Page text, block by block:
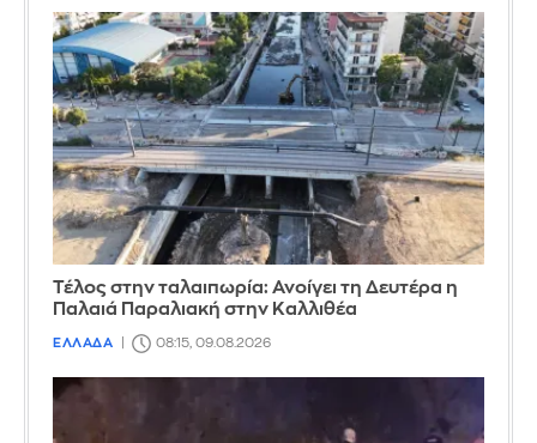
Τέλος στην ταλαιπωρία: Ανοίγει τη Δευτέρα η
Παλαιά Παραλιακή στην Καλλιθέα
ΕΛΛΑΔΑ 08:15, 09.08.2026